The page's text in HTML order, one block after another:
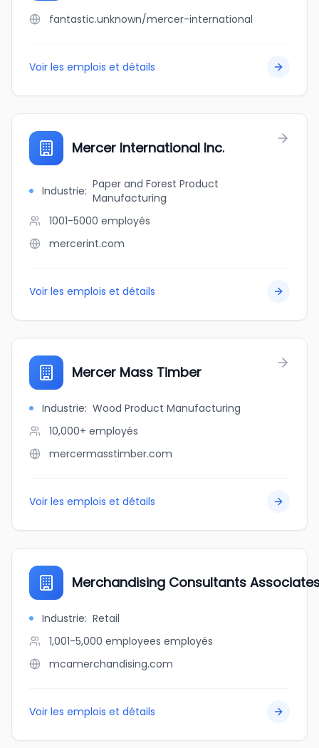
fantastic.unknown/mercer-international
Voir les emplois et détails
Mercer International Inc.
Industrie: Paper and Forest Product
Manufacturing
1001-5000 employés
mercerint.com
Voir les emplois et détails
Mercer Mass Timber
Industrie: Wood Product Manufacturing
10,000+ employés
mercermasstimber.com
Voir les emplois et détails
Merchandising Consultants
Industrie: Retail
1,001-5,000 employees employés
mcamerchandising.com
Voir les emplois et détails